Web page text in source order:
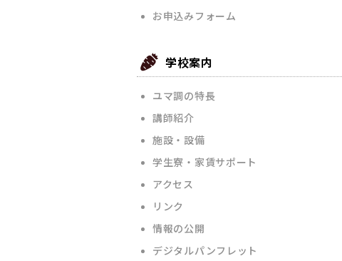
お申込みフォーム
学校案内
ユマ調の特長
講師紹介
施設・設備
学生寮・家賃サポート
アクセス
リンク
情報の公開
デジタルパンフレット